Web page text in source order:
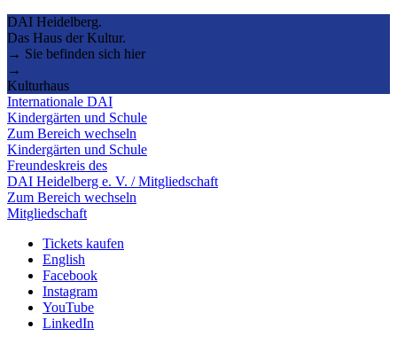
DAI Heidelberg.
Das Haus der Kultur.
→ Sie befinden sich hier
→
Kulturhaus
Internationale DAI
Kindergärten und Schule
Zum Bereich wechseln
Kindergärten und Schule
Freundeskreis des
DAI Heidelberg e. V. / Mitgliedschaft
Zum Bereich wechseln
Mitgliedschaft
Tickets kaufen
English
Facebook
Instagram
YouTube
LinkedIn